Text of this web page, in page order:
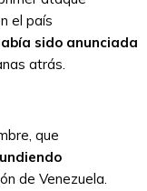
el país
sido anunciada
atrás.
que
de Venezuela.